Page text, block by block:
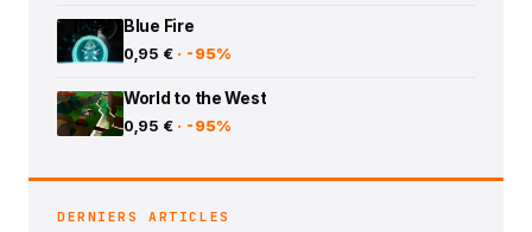
Blue Fire
0,95 € · -95%
World to the West
0,95 € · -95%
DERNIERS ARTICLES